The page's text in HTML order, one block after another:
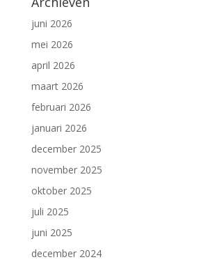
juni 2026
mei 2026
april 2026
maart 2026
februari 2026
januari 2026
december 2025
november 2025
oktober 2025
juli 2025
juni 2025
december 2024